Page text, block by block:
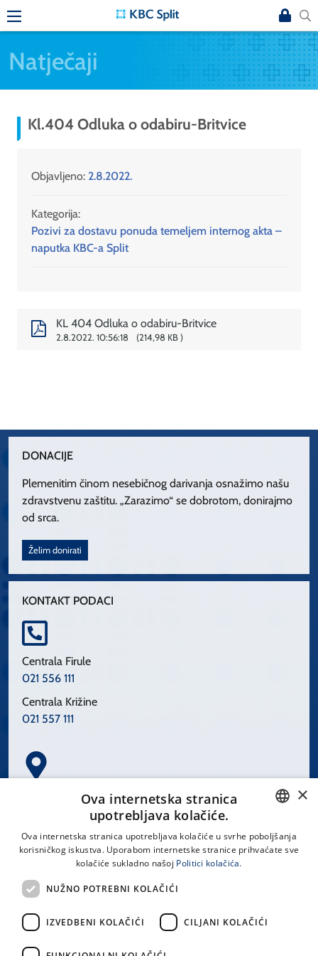
Natječaji
Kl.404 Odluka o odabiru-Britvice
Objavljeno: 2.8.2022.
Kategorija:
Pozivi za dostavu ponuda temeljem internog akta –
naputka KBC-a Split
KL 404 Odluka o odabiru-Britvice
2.8.2022. 10:56:18 214,98 KB
DONACIJE
Plemenitim činom nesebičnog darivanja osnažimo našu
zdravstvenu zaštitu. „Zarazimo“ se dobrotom, donirajmo
od srca.
Želim donirati
KONTAKT PODACI
Centrala Firule
021 556 111
Centrala Križine
021 557 111
Spinčićeva 1, 21000 Split
LINKOVI
Uvjeti korištenja
CROATIAN
×
Ova internetska stranica
upotrebljava kolačiće.
Ova internetska stranica upotrebljava kolačiće u svrhe poboljšanja
korisničkog iskustva. Uporabom internetske stranice prihvaćate sve
kolačiće sukladno našoj Politici kolačića.
NUŽNO POTREBNI KOLAČIĆI
IZVEDBENI KOLAČIĆI CILJANI KOLAČIĆI